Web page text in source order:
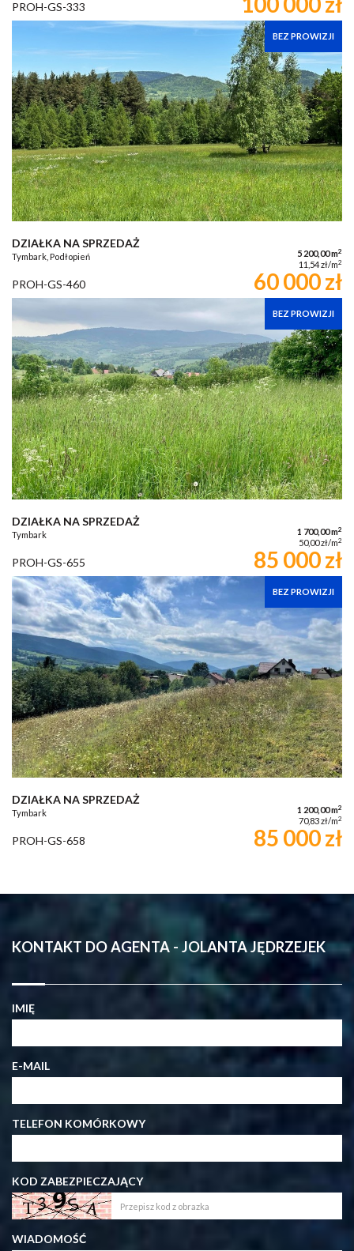
PROH-GS-333
BEZ PROWIZJI
DZIAŁKA NA SPRZEDAŻ
Tymbark, Podłopień 5 200,00 m2
11,54 zł/m2
PROH-GS-460 60 000 zł
BEZ PROWIZJI
DZIAŁKA NA SPRZEDAŻ
Tymbark 1 700,00 m2
50,00 zł/m2
PROH-GS-655 85 000 zł
BEZ PROWIZJI
DZIAŁKA NA SPRZEDAŻ
Tymbark 1 200,00 m2
70,83 zł/m2
PROH-GS-658 85 000 zł
KONTAKT DO AGENTA - JOLANTA JĘDRZEJEK
IMIĘ
E-MAIL
TELEFON KOMÓRKOWY
KOD ZABEZPIECZAJĄCY
WIADOMOŚĆ